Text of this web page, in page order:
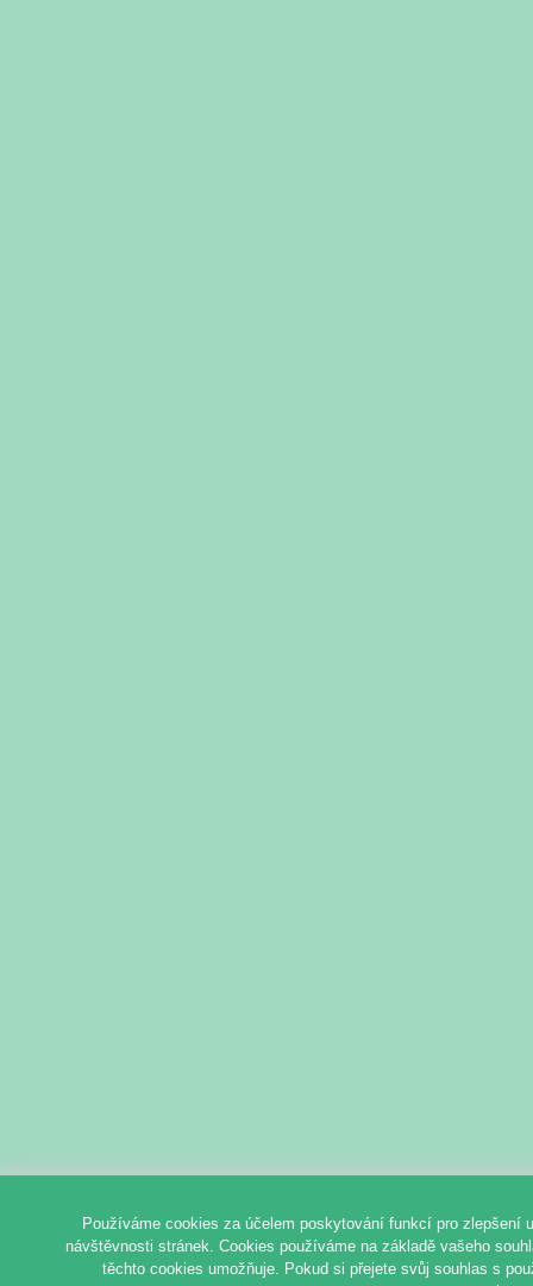
Používáme cookies za účelem poskytování funkcí pro zlepšení
návštěvnosti stránek. Cookies používáme na základě vašeho
těchto cookies umožňuje. Pokud si přejete svůj souhlas s